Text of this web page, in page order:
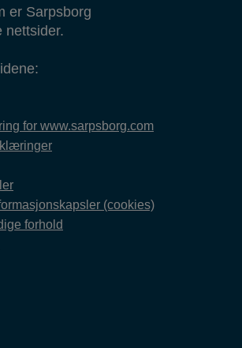
er Sarpsborg
nettsider.
for www.sarpsborg.com
(cookies)
forhold